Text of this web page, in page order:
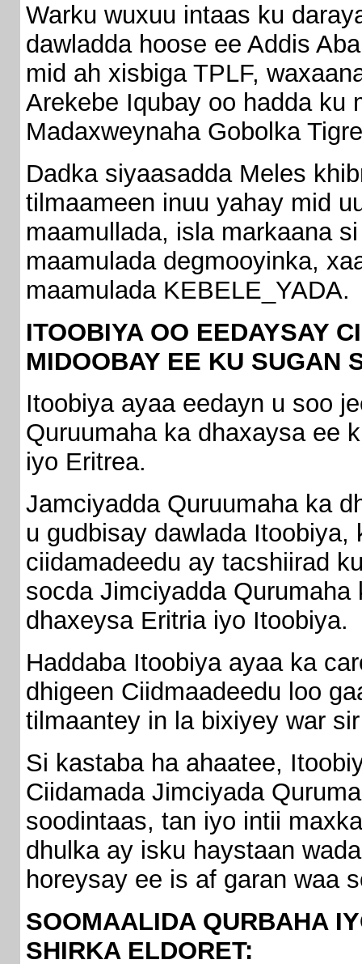
Warku wuxuu intaas ku
dawladda hoose ee Addis
mid ah xisbiga TPLF,
Arekebe Iqubay oo hadda ku
Madaxweynaha Gobolka
Dadka siyaasadda Meles
tilmaameen inuu yahay mid
maamullada, isla markaana
maamulada degmooyinka,
maamulada KEBELE_YADA.
ITOOBIYA OO EEDAYSAY
MIDOOBAY EE KU SUGAN
Itoobiya ayaa eedayn u soo
Quruumaha ka dhaxaysa ee
iyo Eritrea.
Jamciyadda Quruumaha ka
u gudbisay dawlada
ciidamadeedu ay tacshiirad
socda Jimciyadda
dhaxeysa Eritria iyo Itoobiya.
Haddaba Itoobiya ayaa ka
dhigeen Ciidmaadeedu loo
tilmaantey in la bixiyey war
Si kastaba ha ahaatee,
Ciidamada Jimciyada
soodintaas, tan iyo intii
dhulka ay isku haystaan
horeysay ee is af garan waa
SOOMAALIDA QURBAHA
SHIRKA ELDORET: